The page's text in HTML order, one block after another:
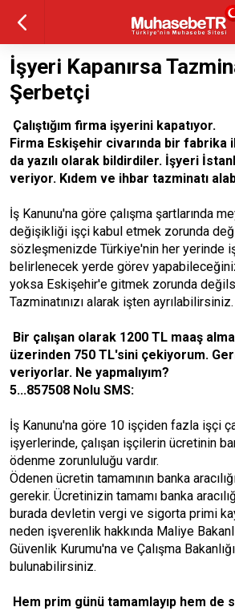
İşyeri Kapanırsa
Şerbetçi
Çalıştığım firma işyerini kapatıyor.
Firma Eskişehir civarında bir fabrika
da yazılı olarak bildirdiler. İşyeri
veriyor. Kıdem ve ihbar tazminatı
İş Kanunu'na göre çalışma şartlarında
değişikliği işçi kabul etmek zorunda
sözleşmenizde Türkiye'nin her yerinde
belirlenecek yerde görev
yoksa Eskişehir'e gitmek zorunda
Tazminatınızı alarak işten ayrılabilirsiniz.
Bir çalışan olarak 1200 TL maaş
üzerinden 750 TL'sini çekiyorum.
veriyorlar. Ne yapmalıyım?
5...857508 Nolu SMS:
İş Kanunu'na göre 10 işçiden fazla işçi
işyerlerinde, çalışan işçilerin ücretinin
ödenme zorunluluğu vardır.
Ödenen ücretin tamamının banka
gerekir. Ücretinizin tamamı banka
burada devletin vergi ve sigorta primi
neden işverenlik hakkında Maliye
Güvenlik Kurumu'na ve Çalışma
bulunabilirsiniz.
Hem prim günü tamamlayıp hem de